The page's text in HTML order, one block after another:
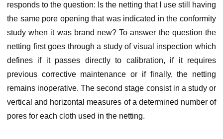
responds to the question: Is the netting that I use still having
the same pore opening that was indicated in the conformity
study when it was brand new? To answer the question the
netting first goes through a study of visual inspection which
defines if it passes directly to calibration, if it requires
previous corrective maintenance or if finally, the netting
remains inoperative. The second stage consist in a study or
vertical and horizontal measures of a determined number of
pores for each cloth used in the netting.